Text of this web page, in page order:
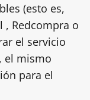
(esto es,
, Redcompra o
el servicio
el mismo
para el